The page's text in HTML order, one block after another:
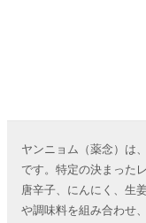
ヤンニョム（薬念）は
です。特定の決まった
唐辛子、にんにく、生
や調味料を組み合わせ